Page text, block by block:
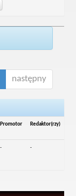
następny
Promotor Redaktor(rzy)
- -